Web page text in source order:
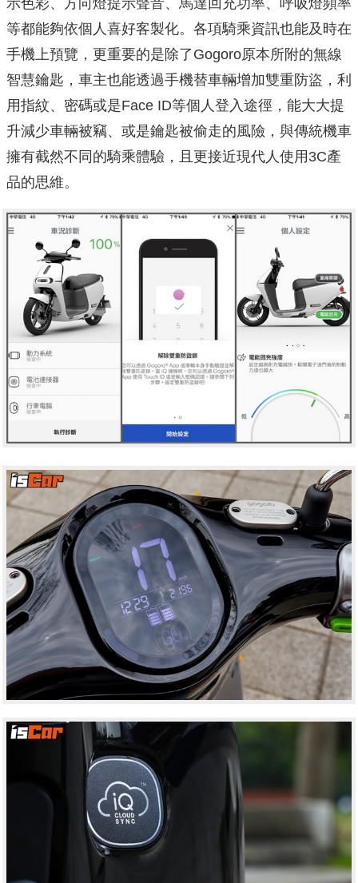
等都能夠依個人喜好客製化。各項騎乘資訊也能及時在
手機上預覽，更重要的是除了Gogoro原本所附的無線
智慧鑰匙，車主也能透過手機替車輛增加雙重防盜，利
用指紋、密碼或是Face ID等個人登入途徑，能大大提
升減少車輛被竊、或是鑰匙被偷走的風險，與傳統機車
擁有截然不同的騎乘體驗，且更接近現代人使用3C產
品的思維。